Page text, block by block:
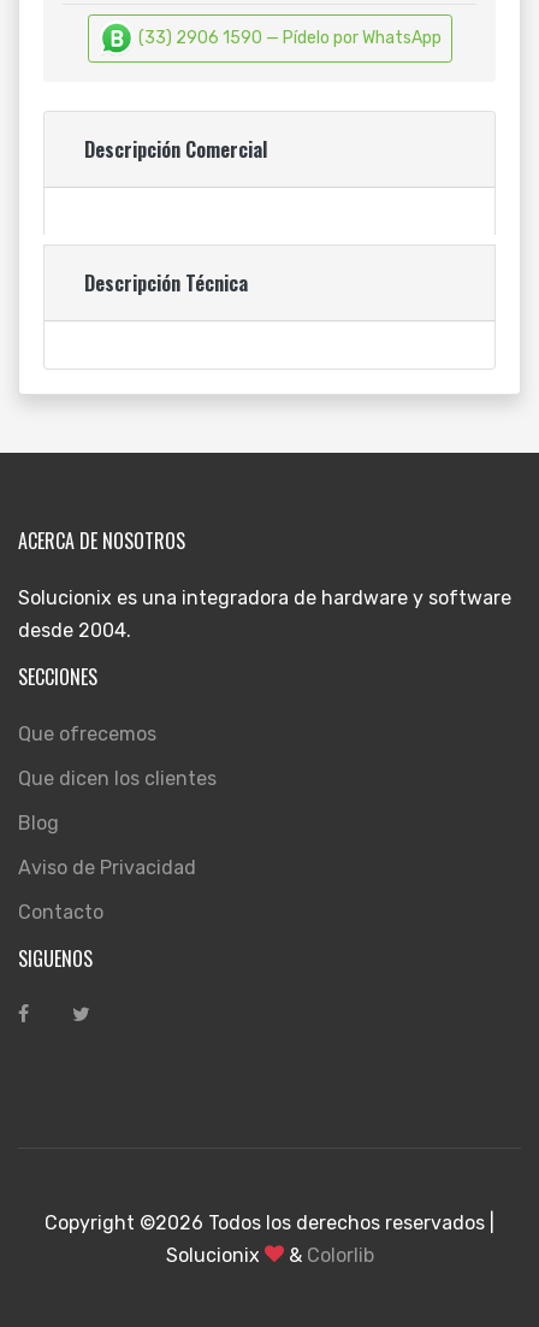
(33) 2906 1590 — Pídelo por WhatsApp
Descripción Comercial
Descripción Técnica
ACERCA DE NOSOTROS
Solucionix es una integradora de hardware y software
desde 2004.
SECCIONES
Que ofrecemos
Que dicen los clientes
Blog
Aviso de Privacidad
Contacto
SIGUENOS
Copyright ©2026 Todos los derechos reservados |
Solucionix
& Colorlib